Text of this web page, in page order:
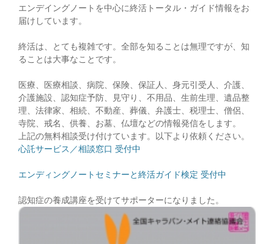
エンデイングノートを中心に終活トータル・ガイド情報をお
届けしています。
終活は、とても複雑です。全部を知ることは無理ですが、知
ることは大事なことです。
医療、医療相談、病院、保険、保証人、身元引受人、介護、
介護施設、認知症予防、見守り、不用品、生前生理、遺品整
理、法律家、相続、不動産、葬儀、弁護士、税理士、僧侶、
寺院、戒名、供養、お墓、仏壇などの情報発信をします。
上記の無料相談受け付けています。以下より依頼ください。
心託サービス／相談窓口 受付中
エンディングノートセミナーと終活ガイド検定 受付中
認知症の養成講座を受けてサポーターになりました。